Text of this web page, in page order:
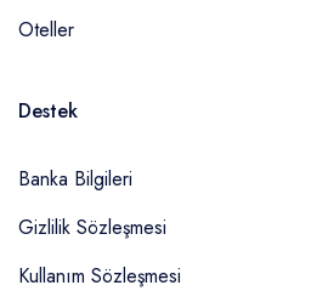
Oteller
Destek
Banka Bilgileri
Gizlilik Sözleşmesi
Kullanım Sözleşmesi